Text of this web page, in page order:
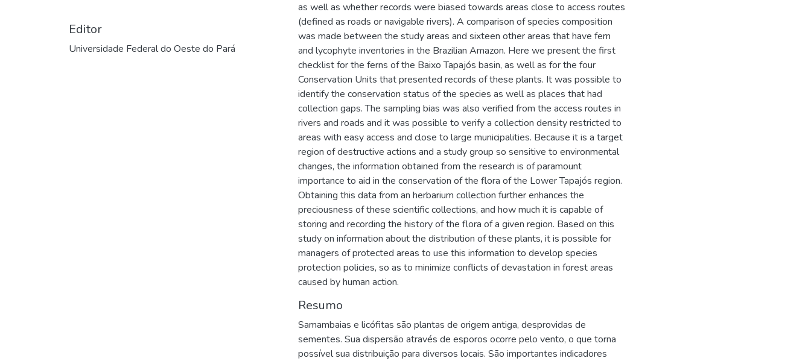
Editor
Universidade Federal do Oeste do Pará
as well as whether records were biased towards areas close to access routes
(defined as roads or navigable rivers). A comparison of species composition
was made between the study areas and sixteen other areas that have fern
and lycophyte inventories in the Brazilian Amazon. Here we present the first
checklist for the ferns of the Baixo Tapajós basin, as well as for the four
Conservation Units that presented records of these plants. It was possible to
identify the conservation status of the species as well as places that had
collection gaps. The sampling bias was also verified from the access routes in
rivers and roads and it was possible to verify a collection density restricted to
areas with easy access and close to large municipalities. Because it is a target
region of destructive actions and a study group so sensitive to environmental
changes, the information obtained from the research is of paramount
importance to aid in the conservation of the flora of the Lower Tapajós region.
Obtaining this data from an herbarium collection further enhances the
preciousness of these scientific collections, and how much it is capable of
storing and recording the history of the flora of a given region. Based on this
study on information about the distribution of these plants, it is possible for
managers of protected areas to use this information to develop species
protection policies, so as to minimize conflicts of devastation in forest areas
caused by human action.
Resumo
Samambaias e licófitas são plantas de origem antiga, desprovidas de
sementes. Sua dispersão através de esporos ocorre pelo vento, o que torna
possível sua distribuição para diversos locais. São importantes indicadores